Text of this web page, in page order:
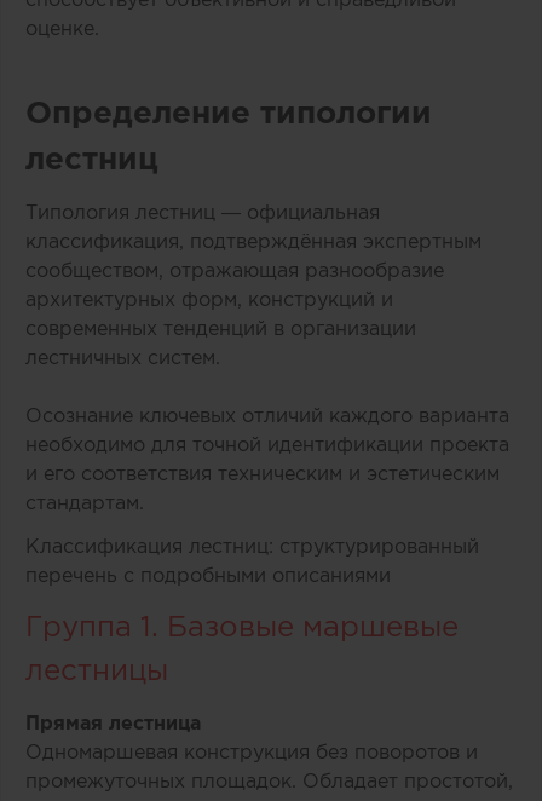
оценке.
Определение типологии
лестниц
Типология лестниц — официальная
классификация, подтверждённая экспертным
сообществом, отражающая разнообразие
архитектурных форм, конструкций и
современных тенденций в организации
лестничных систем.
Осознание ключевых отличий каждого варианта
необходимо для точной идентификации проекта
и его соответствия техническим и эстетическим
стандартам.
Классификация лестниц: структурированный
перечень с подробными описаниями
Группа 1. Базовые маршевые
лестницы
Прямая лестница
Одномаршевая конструкция без поворотов и
промежуточных площадок. Обладает простотой,